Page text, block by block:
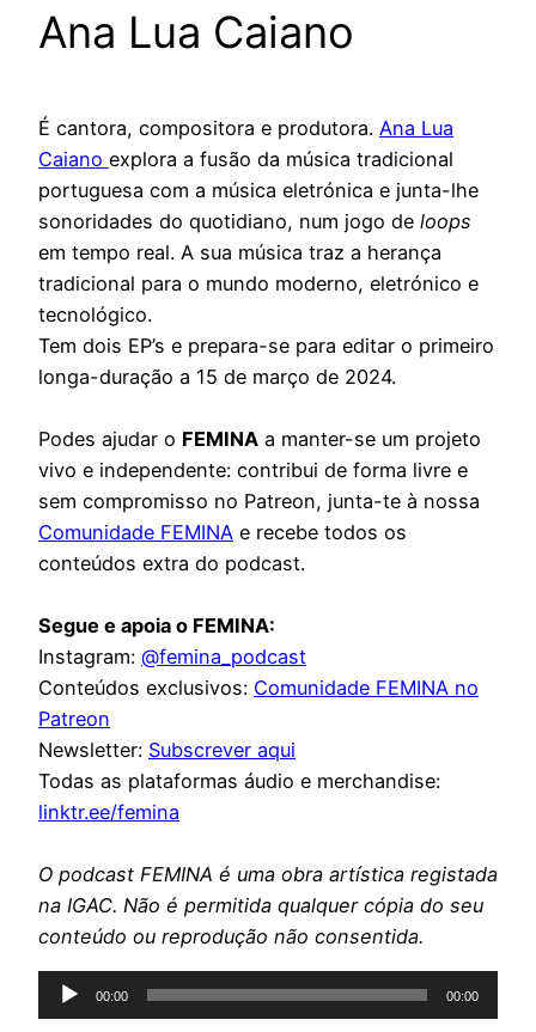
Ana Lua Caiano
É cantora, compositora e produtora. Ana Lua
Caiano explora a fusão da música tradicional
portuguesa com a música eletrónica e junta-lhe
sonoridades do quotidiano, num jogo de loops
em tempo real. A sua música traz a herança
tradicional para o mundo moderno, eletrónico e
tecnológico.
Tem dois EP’s e prepara-se para editar o primeiro
longa-duração a 15 de março de 2024.
Podes ajudar o FEMINA a manter-se um projeto
vivo e independente: contribui de forma livre e
sem compromisso no Patreon, junta-te à nossa
Comunidade FEMINA e recebe todos os
conteúdos extra do podcast.
Segue e apoia o FEMINA:
Instagram: @femina_podcast
Conteúdos exclusivos: Comunidade FEMINA no
Patreon
Newsletter: Subscrever aqui
Todas as plataformas áudio e merchandise:
linktr.ee/femina
O podcast FEMINA é uma obra artística registada
na IGAC. Não é permitida qualquer cópia do seu
conteúdo ou reprodução não consentida.
Reprodutor
de
00:00 00:00